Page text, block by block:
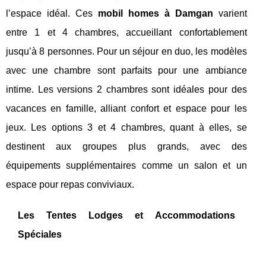
l’espace idéal. Ces mobil homes à Damgan varient
entre 1 et 4 chambres, accueillant confortablement
jusqu’à 8 personnes. Pour un séjour en duo, les modèles
avec une chambre sont parfaits pour une ambiance
intime. Les versions 2 chambres sont idéales pour des
vacances en famille, alliant confort et espace pour les
jeux. Les options 3 et 4 chambres, quant à elles, se
destinent aux groupes plus grands, avec des
équipements supplémentaires comme un salon et un
espace pour repas conviviaux.
Les Tentes Lodges et Accommodations
Spéciales